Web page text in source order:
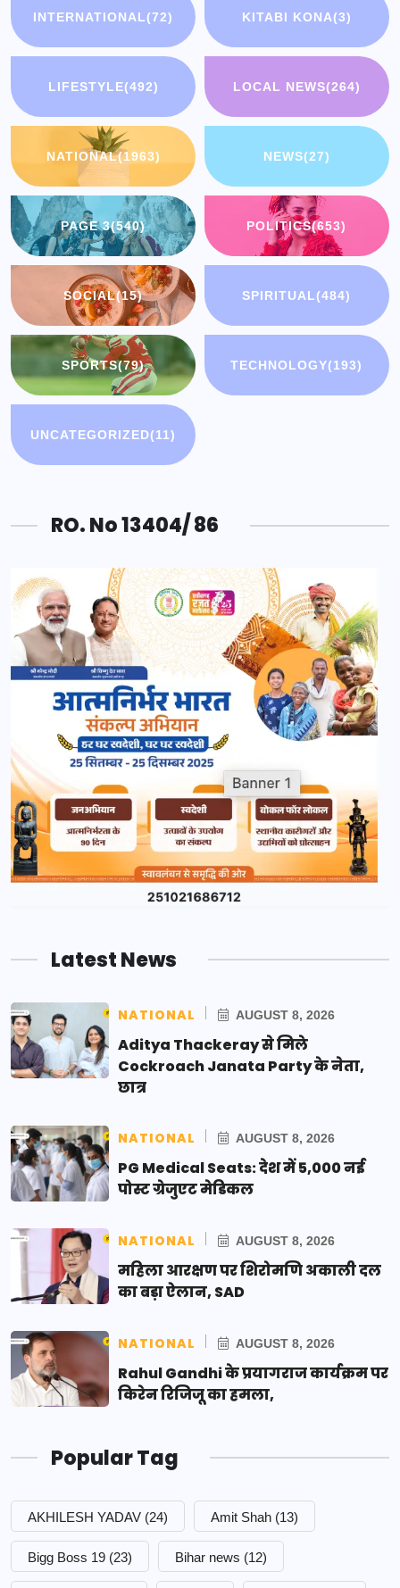
INTERNATIONAL(72) KITABI KONA(3)
LIFESTYLE(492) LOCAL NEWS(264)
NATIONAL(1963) NEWS(27)
PAGE 3(540) POLITICS(653)
SOCIAL(15) SPIRITUAL(484)
SPORTS(79) TECHNOLOGY(193)
UNCATEGORIZED(11)
RO. No 13404/ 86
Latest News
NATIONAL AUGUST 8, 2026
Aditya Thackeray से मिले
Cockroach Janata Party के नेता,
छात्र
NATIONAL AUGUST 8, 2026
PG Medical Seats: देश में 5,000 नई
पोस्ट ग्रेजुएट मेडिकल
NATIONAL AUGUST 8, 2026
महिला आरक्षण पर शिरोमणि अकाली दल
का बड़ा ऐलान, SAD
NATIONAL AUGUST 8, 2026
Rahul Gandhi के प्रयागराज कार्यक्रम पर
किरेन रिजिजू का हमला,
Popular Tag
AKHILESH YADAV (24) Amit Shah (13)
Bigg Boss 19 (23) Bihar news (12)